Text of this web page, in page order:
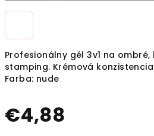
Profesionálny gél 3v1 na
stamping. Krémová
Farba: nude
€4,88